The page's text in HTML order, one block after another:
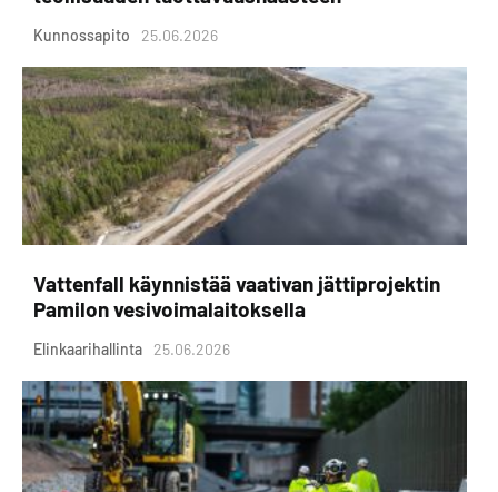
Kunnossapito 25.06.2026
Vattenfall käynnistää vaativan jättiprojektin
Pamilon vesivoimalaitoksella
Elinkaarihallinta 25.06.2026